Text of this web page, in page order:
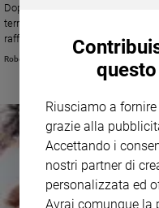
Dopo i bombardamenti sono
terra. Intanto il "falco" Ben Gvir è
rafforzando così la posizione del
Roberto Zichittella
Riusciamo a
grazie alla
Accettando i
nostri partner di
personalizzata ed
Avrai comunque la